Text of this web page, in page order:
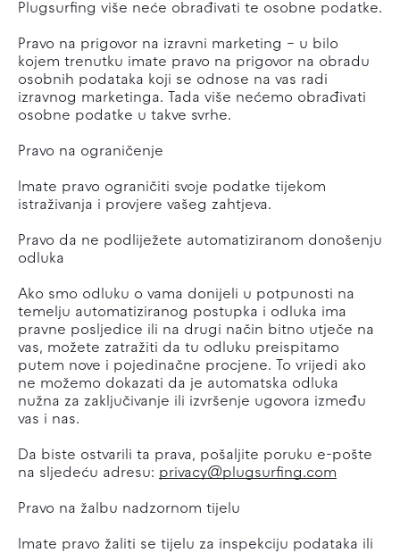
Plugsurfing više neće obrađivati te osobne podatke.
Pravo na prigovor na izravni marketing – u bilo
kojem trenutku imate pravo na prigovor na obradu
osobnih podataka koji se odnose na vas radi
izravnog marketinga. Tada više nećemo obrađivati
osobne podatke u takve svrhe.
Pravo na ograničenje
Imate pravo ograničiti svoje podatke tijekom
istraživanja i provjere vašeg zahtjeva.
Pravo da ne podliježete automatiziranom donošenju
odluka
Ako smo odluku o vama donijeli u potpunosti na
temelju automatiziranog postupka i odluka ima
pravne posljedice ili na drugi način bitno utječe na
vas, možete zatražiti da tu odluku preispitamo
putem nove i pojedinačne procjene. To vrijedi ako
ne možemo dokazati da je automatska odluka
nužna za zaključivanje ili izvršenje ugovora između
vas i nas.
Da biste ostvarili ta prava, pošaljite poruku e-pošte
na sljedeću adresu: privacy@plugsurfing.com
Pravo na žalbu nadzornom tijelu
Imate pravo žaliti se tijelu za inspekciju podataka ili